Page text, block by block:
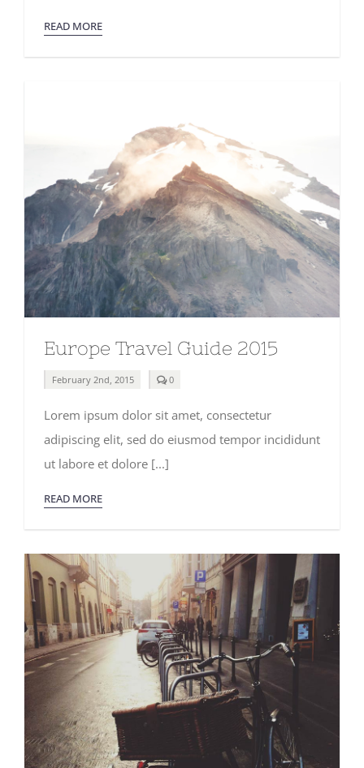
READ MORE
Europe Travel Guide 2015
February 2nd, 2015 0comments
Travel
2015
Lorem ipsum dolor sit amet, consectetur
adipiscing elit, sed do eiusmod tempor incididunt
ut labore et dolore [...]
READ MORE